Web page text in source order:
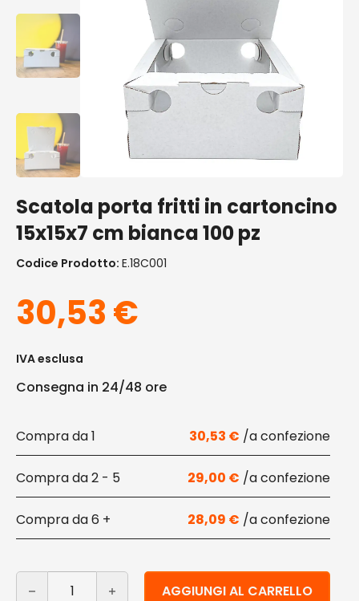
Scatola porta fritti in cartoncino
15x15x7 cm bianca 100 pz
Codice Prodotto: E.18C001
30,53€
IVA esclusa
Consegna in 24/48 ore
1 30,53 €
2 - 5 29,00 €
6 + 28,09 €
Scatola porta fritti in cartoncino 15x15x7 cm bianca
AGGIUNGI AL CARRELLO
Alternative: